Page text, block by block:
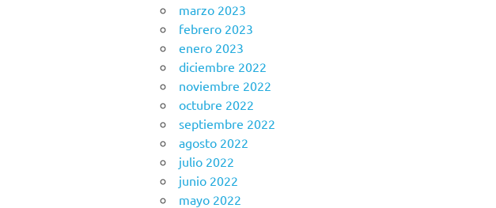
marzo 2023
febrero 2023
enero 2023
diciembre 2022
noviembre 2022
octubre 2022
septiembre 2022
agosto 2022
julio 2022
junio 2022
mayo 2022